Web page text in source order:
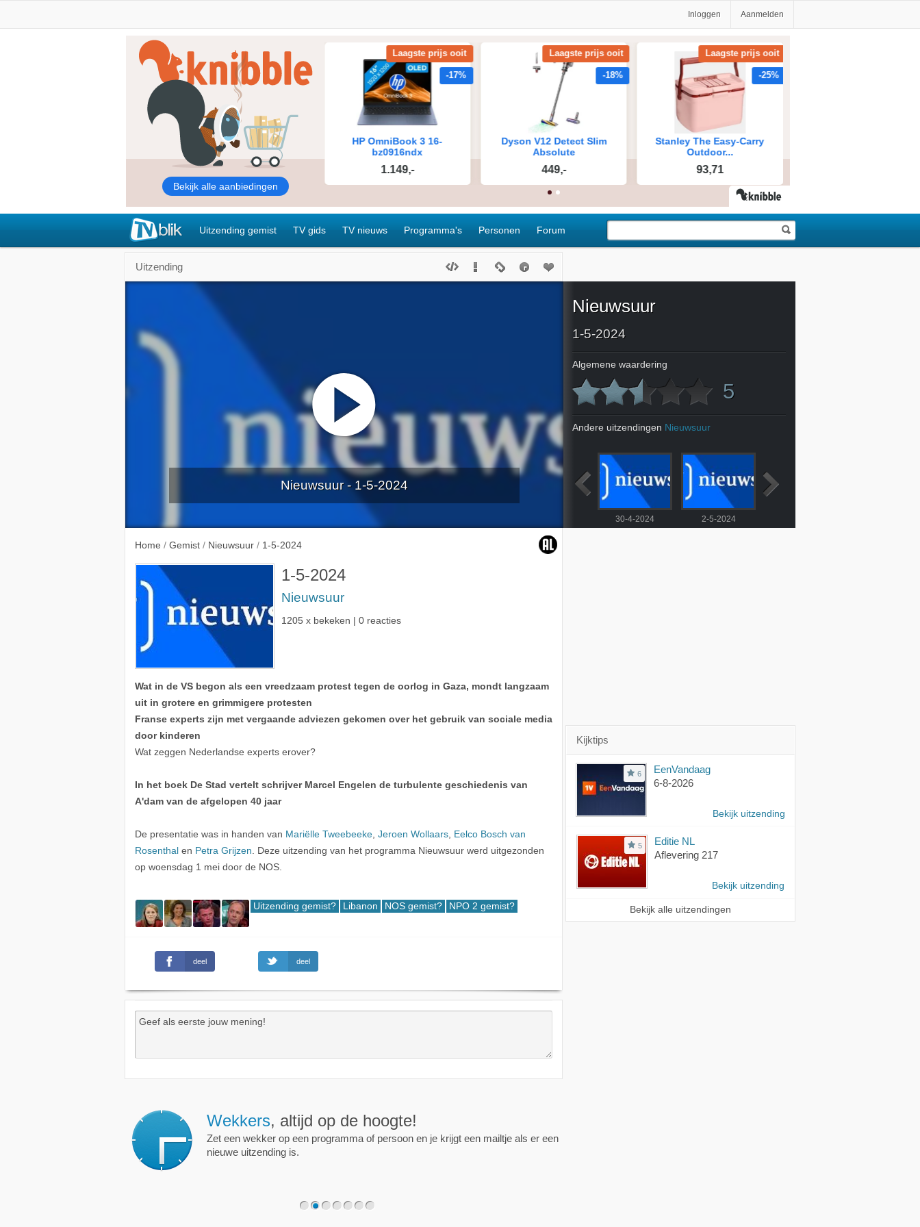
Inloggen Aanmelden
Uitzending gemist TV gids TV nieuws Programma's Personen Forum
Uitzending
Nieuwsuur - 1-5-2024
Home / Gemist / Nieuwsuur / 1-5-2024
1-5-2024
Nieuwsuur
1205 x bekeken | 0 reacties
Wat in de VS begon als een vreedzaam protest tegen de oorlog in Gaza, mondt langzaam
uit in grotere en grimmigere protesten
Franse experts zijn met vergaande adviezen gekomen over het gebruik van sociale media
door kinderen
Wat zeggen Nederlandse experts erover?
In het boek De Stad vertelt schrijver Marcel Engelen de turbulente geschiedenis van
A'dam van de afgelopen 40 jaar
De presentatie was in handen van Mariëlle Tweebeeke Jeroen Wollaars Eelco Bosch van
Rosenthal en Petra Grijzen . Deze uitzending van het programma Nieuwsuur werd uitgezonden
op woensdag 1 mei door de NOS.
Uitzending gemist? Libanon NOS gemist? NPO 2 gemist?
deel deel
Nieuwsuur
1-5-2024
Algemene waardering
5
Andere uitzendingen Nieuwsuur
30-4-2024 2-5-2024
Kijktips
6
EenVandaag
6-8-2026
Bekijk uitzending
5
Editie NL
Aflevering 217
Bekijk uitzending
Bekijk alle uitzendingen
Wekkers, altijd op de hoogte!
Zet een wekker op een programma of persoon en je krijgt een mailtje als er een
nieuwe uitzending is.